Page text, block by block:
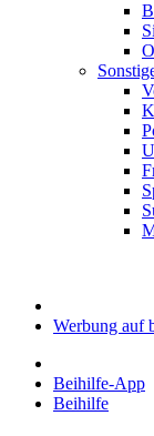
Werbung auf
Beihilfe-App
Beihilfe